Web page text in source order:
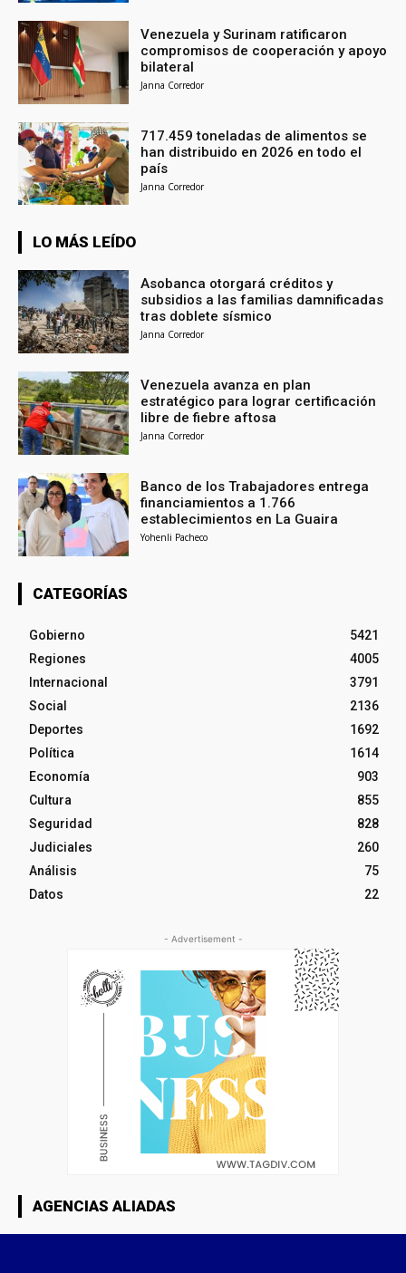
Venezuela y Surinam ratificaron
compromisos de cooperación y apoyo
bilateral
Janna Corredor
717.459 toneladas de alimentos se
han distribuido en 2026 en todo el
país
Janna Corredor
LO MÁS LEÍDO
Asobanca otorgará créditos y
subsidios a las familias damnificadas
tras doblete sísmico
Janna Corredor
Venezuela avanza en plan
estratégico para lograr certificación
libre de fiebre aftosa
Janna Corredor
Banco de los Trabajadores entrega
financiamientos a 1.766
establecimientos en La Guaira
Yohenli Pacheco
CATEGORÍAS
Gobierno
5421
Regiones
4005
Internacional
3791
Social
2136
Deportes
1692
Política
1614
Economía
903
Cultura
855
Seguridad
828
Judiciales
260
Análisis
75
Datos
22
- Advertisement -
AGENCIAS ALIADAS